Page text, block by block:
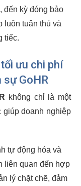
đến kỳ đóng bảo
luôn tuân thủ và
tiếc.
ưu chi phí
sự GoHR
không chỉ là một
giúp doanh nghiệp
tự động hóa và
liên quan đến hợp
lý chặt chẽ, đảm